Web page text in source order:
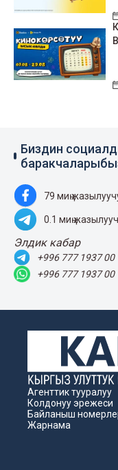
Биздин
79 миң
0.1 миң
Элдик кабар
+996 777 1937 00
+996 777 1937 00
Агенттик тууралуу
Колдонуу эрежеси
Байланыш
Жарнама